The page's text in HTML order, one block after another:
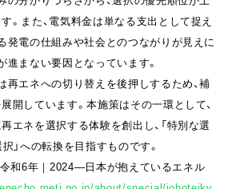
。また、電気料金は単なる支出として捉え
発電の仕組みや社会とのつながりが見えに
進まない要因となっています。
再エネへの切り替えを後押しするため、補
開しています。本施策はその一環として、
エネを選択する体験を創出し、「特別な選
」への転換を目指すものです。
和6年｜2024―日本が抱えているエネル